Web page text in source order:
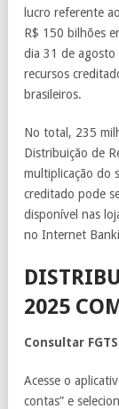
lucro referente
R$ 150 bilhões
dia 31 de agosto
recursos
brasileiros.
No total, 235
Distribuição de
multiplicação do
creditado pode
disponível nas
no Internet
2025
Consultar
Acesse o
contas” e